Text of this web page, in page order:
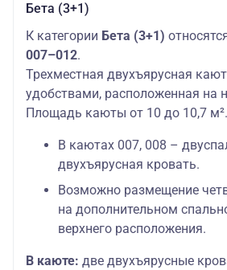
Бета (3+1)
К категории Бета (3+1)
007–012.
Трехместная двухъярусная
удобствами, расположенная на
Площадь каюты от 10 до 10,7 м².
В каютах 007, 008 –
двухъярусная кровать.
Возможно размещение
на дополнительном
верхнего расположения.
В каюте: две двухъярусные